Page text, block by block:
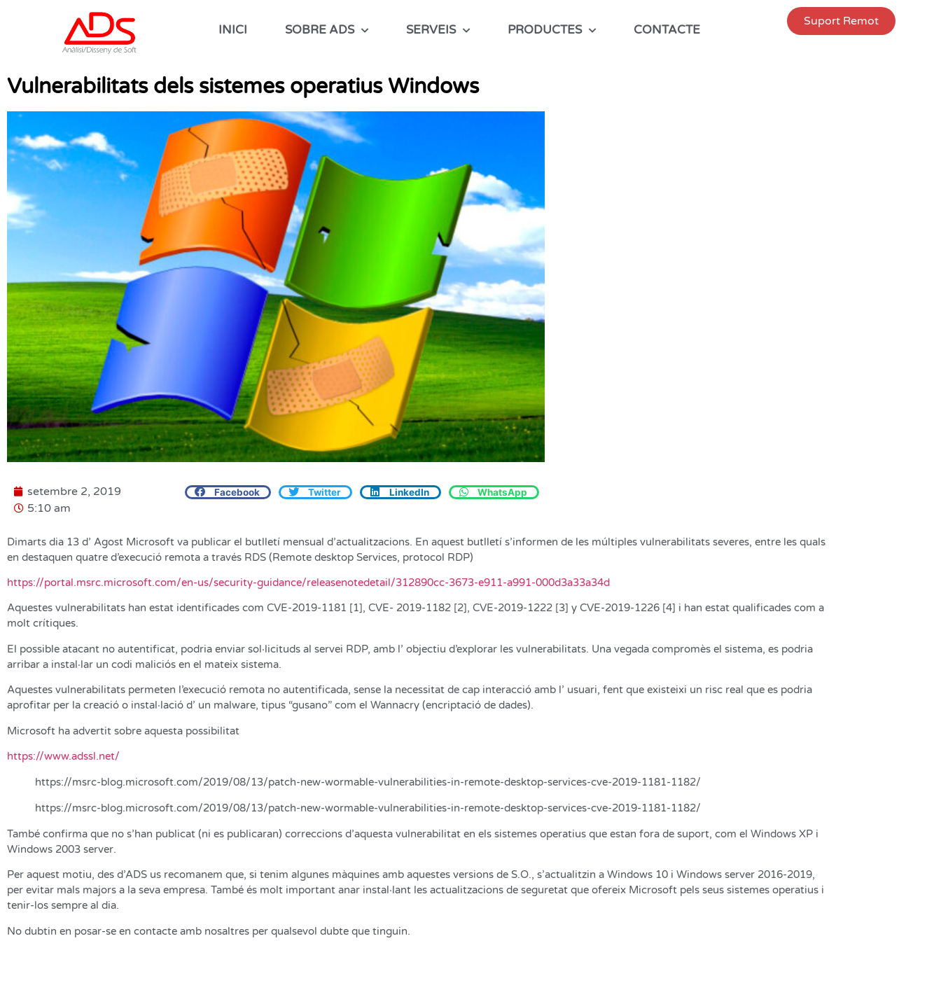
INICI SOBRE ADS SERVEIS PRODUCTES CONTACTE
Suport Remot
Vulnerabilitats dels sistemes operatius Windows
setembre 2, 2019
5:10 am
Facebook Twitter LinkedIn WhatsApp
Dimarts dia 13 d’ Agost Microsoft va publicar el butlletí mensual d’actualitzacions. En aquest butlletí s’informen de les múltiples vulnerabilitats severes, entre les quals
en destaquen quatre d’execució remota a través RDS (Remote desktop Services, protocol RDP)
https://portal.msrc.microsoft.com/en-us/security-guidance/releasenotedetail/312890cc-3673-e911-a991-000d3a33a34d
Aquestes vulnerabilitats han estat identificades com CVE-2019-1181 [1], CVE- 2019-1182 [2], CVE-2019-1222 [3] y CVE-2019-1226 [4] i han estat qualificades com a
molt crítiques.
El possible atacant no autentificat, podria enviar sol·licituds al servei RDP, amb l’ objectiu d’explorar les vulnerabilitats. Una vegada compromès el sistema, es podria
arribar a instal·lar un codi maliciós en el mateix sistema.
Aquestes vulnerabilitats permeten l’execució remota no autentificada, sense la necessitat de cap interacció amb l’ usuari, fent que existeixi un risc real que es podria
aprofitar per la creació o instal·lació d’ un malware, tipus “gusano” com el Wannacry (encriptació de dades).
Microsoft ha advertit sobre aquesta possibilitat
https://www.adssl.net/
https://msrc-blog.microsoft.com/2019/08/13/patch-new-wormable-vulnerabilities-in-remote-desktop-services-cve-2019-1181-1182/
https://msrc-blog.microsoft.com/2019/08/13/patch-new-wormable-vulnerabilities-in-remote-desktop-services-cve-2019-1181-1182/
També confirma que no s’han publicat (ni es publicaran) correccions d’aquesta vulnerabilitat en els sistemes operatius que estan fora de suport, com el Windows XP i
Windows 2003 server.
Per aquest motiu, des d’ADS us recomanem que, si tenim algunes màquines amb aquestes versions de S.O., s’actualitzin a Windows 10 i Windows server 2016-2019,
per evitar mals majors a la seva empresa. També és molt important anar instal·lant les actualitzacions de seguretat que ofereix Microsoft pels seus sistemes operatius i
tenir-los sempre al dia.
No dubtin en posar-se en contacte amb nosaltres per qualsevol dubte que tinguin.